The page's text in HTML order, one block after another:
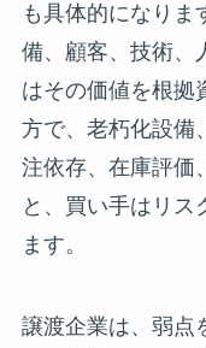
も具体的になりま
備、顧客、技術、
はその価値を根拠
方で、老朽化設備
注依存、在庫評価
と、買い手はリス
ます。
譲渡企業は、弱点